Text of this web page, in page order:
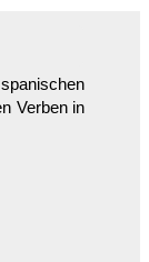
Verben in